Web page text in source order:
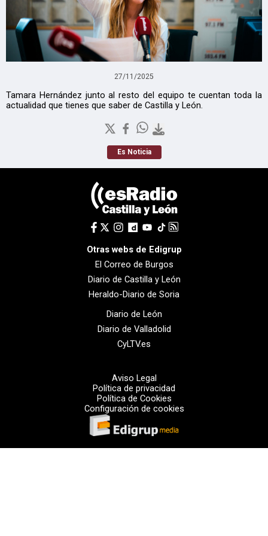
27/11/2025
Tamara Hernández junto al resto del equipo te cuentan toda la
actualidad que tienes que saber de Castilla y León.
Es Noticia
Otras webs de Edigrup
El Correo de Burgos
Diario de Castilla y León
Heraldo-Diario de Soria
Diario de León
Diario de Valladolid
CyLTV.es
Aviso Legal
Política de privacidad
Política de Cookies
Configuración de cookies